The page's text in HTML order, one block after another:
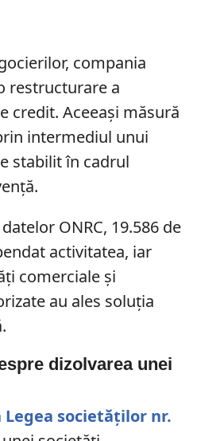
compania
restructurare a
credit. Aceeași măsură
intermediul unui
stabilit în cadrul
ONRC, 19.586 de
activitatea, iar
comerciale și
au ales soluția
dizolvarea unei
Legea societăților nr.